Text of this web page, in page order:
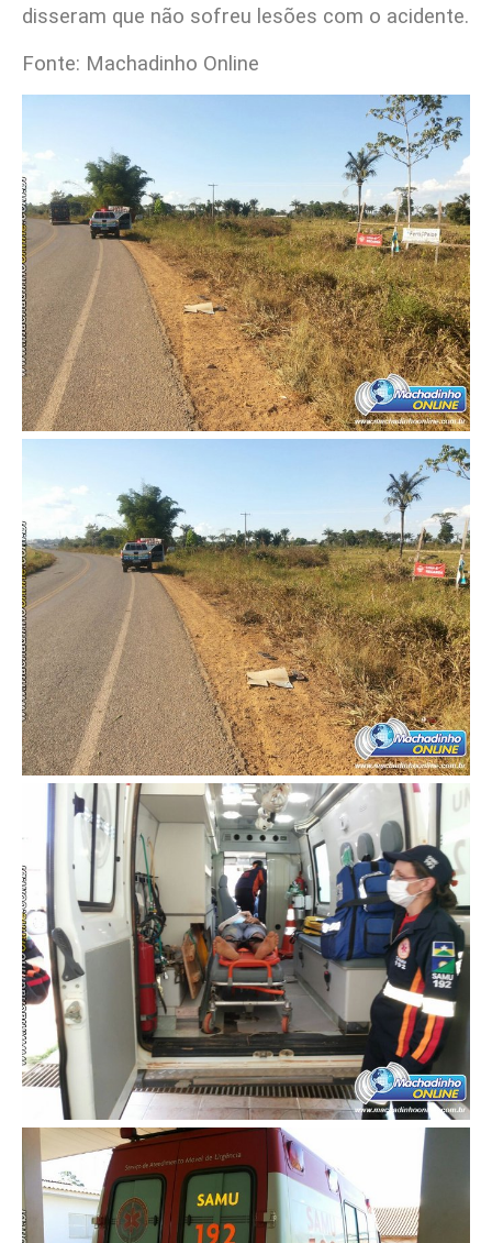
disseram que não sofreu lesões com o acidente.
Fonte: Machadinho Online